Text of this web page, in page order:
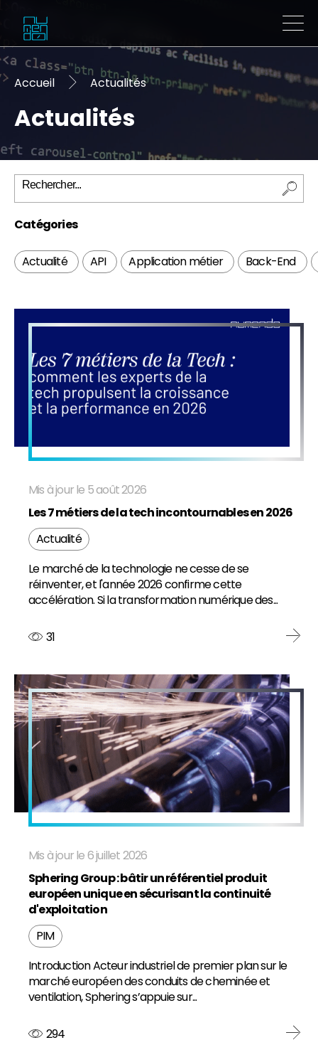
FR EN
Accueil Actualités
Actualités
Catégories
Actualité API Application métier Back-End
Mis à jour le 5 août 2026
Les 7 métiers de la tech incontournables en 2026
Actualité
Le marché de la technologie ne cesse de se
réinventer, et l'année 2026 confirme cette
accélération. Si la transformation numérique des...
31
Mis à jour le 6 juillet 2026
Sphering Group : bâtir un référentiel produit
européen unique en sécurisant la continuité
d'exploitation
PIM
Introduction Acteur industriel de premier plan sur le
marché européen des conduits de cheminée et
ventilation, Sphering s’appuie sur...
294